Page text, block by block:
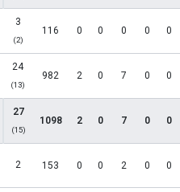
3
(2)
116 0 0 0 0 0
24
(13)
982 2 0 7 0 0
27
(15)
1098 2 0 7 0 0
2 153 0 0 2 0 0